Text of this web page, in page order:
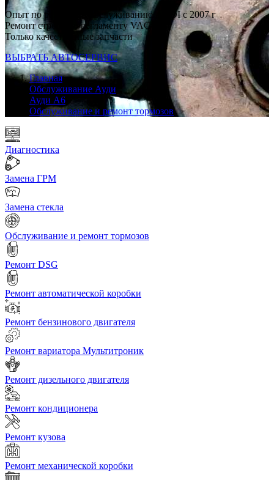
Опыт по ремонту и обслуживанию AUDI с 2007 г
Ремонт строго по регламенту VAG
Только качественные запчасти
ВЫБРАТЬ АВТОСЕРВИС
Главная
Обслуживание Ауди
Ауди А6
Обслуживание и ремонт тормозов
Диагностика
Замена ГРМ
Замена стекла
Обслуживание и ремонт тормозов
Ремонт DSG
Ремонт автоматической коробки
Ремонт бензинового двигателя
Ремонт вариатора Мультитроник
Ремонт дизельного двигателя
Ремонт кондиционера
Ремонт кузова
Ремонт механической коробки